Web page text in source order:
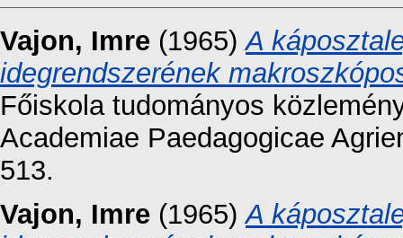
Vajon, Imre (1965)A
idegrendszerének
Főiskola tudományos
Academiae Paedagogicae
513.
Vajon, Imre (1965)A